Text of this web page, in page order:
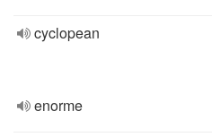
cyclopean
enorme